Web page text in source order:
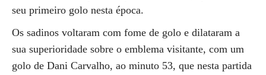
seu primeiro golo nesta época.
Os sadinos voltaram com fome de golo e dilataram a
sua superioridade sobre o emblema visitante, com um
golo de Dani Carvalho, ao minuto 53, que nesta partida